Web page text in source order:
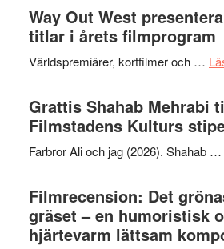
Internationella
storheter
och
samarbeten
I
–
Way Out West
titlar i årets filmprogram
Världspremiärer, kortfilmer och …
Grattis Shahab Mehrabi
Filmstadens Kulturs
Farbror Ali och jag (2026). Shahab …
Filmrecension: Det
gräset – en humoristisk
hjärtevarm lättsam